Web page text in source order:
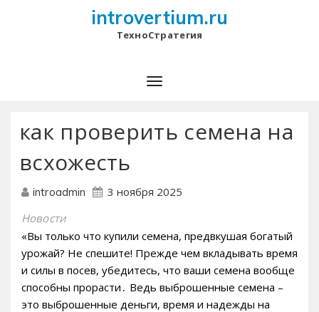
introvertium.ru
ТехноСтратегия
как проверить семена на
всхожесть
introadmin 3 ноября 2025
Новости
«Вы только что купили семена, предвкушая богатый
урожай? Не спешите! Прежде чем вкладывать время
и силы в посев, убедитесь, что ваши семена вообще
способны прорасти․ Ведь выброшенные семена –
это выброшенные деньги, время и надежды на